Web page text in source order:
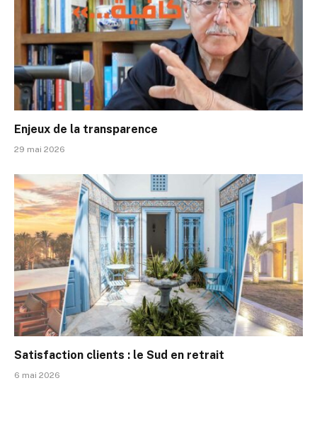
Enjeux de la transparence
29 mai 2026
Satisfaction clients : le Sud en retrait
6 mai 2026